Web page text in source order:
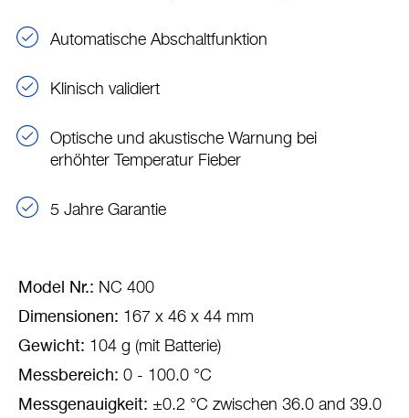
Automatische Abschaltfunktion
Klinisch validiert
Optische und akustische Warnung bei
erhöhter Temperatur Fieber
5 Jahre Garantie
Model Nr.: NC 400
Dimensionen: 167 x 46 x 44 mm
Gewicht: 104 g (mit Batterie)
Messbereich: 0 - 100.0 °C
Messgenauigkeit: ±0.2 °C zwischen 36.0 and 39.0